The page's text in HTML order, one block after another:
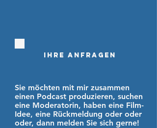
ihre Anfragen
Sie möchten mit mir zusammen
einen Podcast produzieren, suchen
eine Moderatorin, haben eine Film-
Idee, eine Rückmeldung oder oder
oder, dann melden Sie sich gerne!